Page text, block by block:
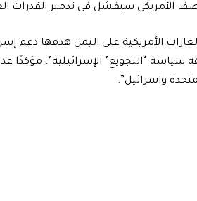
الأمريكي سيفشل في تدمير القدرات
الأمريكية على اليمن هدفها دعم
“التجويع” الإسرائيلية”، مؤكدًا
واسرائيل”.